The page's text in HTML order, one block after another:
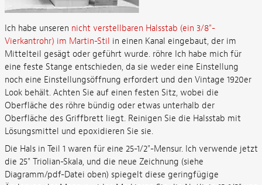
Ich habe unseren nicht verstellbaren Halsstab (ein 3/8"-
Vierkantrohr) im Martin-Stil in einen Kanal eingebaut, der im
Mittelteil gesägt oder geführt wurde. röhre Ich habe mich für
eine feste Stange entschieden, da sie weder eine Einstellung
noch eine Einstellungsöffnung erfordert und den Vintage 1920er
Look behält. Achten Sie auf einen festen Sitz, wobei die
Oberfläche des röhre bündig oder etwas unterhalb der
Oberfläche des Griffbrett liegt. Reinigen Sie die Halsstab mit
Lösungsmittel und epoxidieren Sie sie.
Die Hals in Teil 1 waren für eine 25-1/2"-Mensur. Ich verwende jetzt
die 25" Triolian-Skala, und die neue Zeichnung (siehe
Diagramm/pdf-Datei oben) spiegelt diese geringfügige